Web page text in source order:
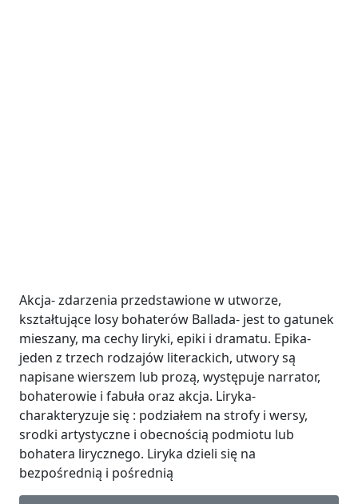
Akcja- zdarzenia przedstawione w utworze,
kształtujące losy bohaterów Ballada- jest to gatunek
mieszany, ma cechy liryki, epiki i dramatu. Epika-
jeden z trzech rodzajów literackich, utwory są
napisane wierszem lub prozą, występuje narrator,
bohaterowie i fabuła oraz akcja. Liryka-
charakteryzuje się : podziałem na strofy i wersy,
srodki artystyczne i obecnością podmiotu lub
bohatera lirycznego. Liryka dzieli się na
bezpośrednią i pośrednią